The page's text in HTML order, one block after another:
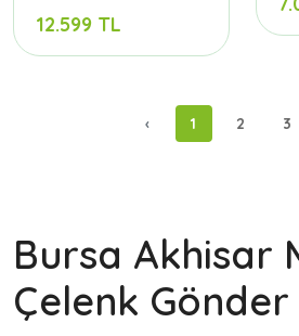
12.599 TL
‹ 1 2 3
Bursa Akhisar
Çelenk Gönder